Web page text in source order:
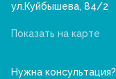
ул.Куйбышева, 84/2
Показать на карте
Нужна консультация?